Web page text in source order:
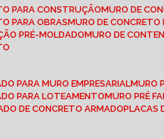
PARA CONSTRUÇÃO
MURO DE
PARA OBRAS
MURO DE
PRÉ-MOLDADO
MURO DE
PARA MURO EMPRESARIAL
PARA LOTEAMENTO
MURO PRÉ
DE CONCRETO ARMADO PLACAS